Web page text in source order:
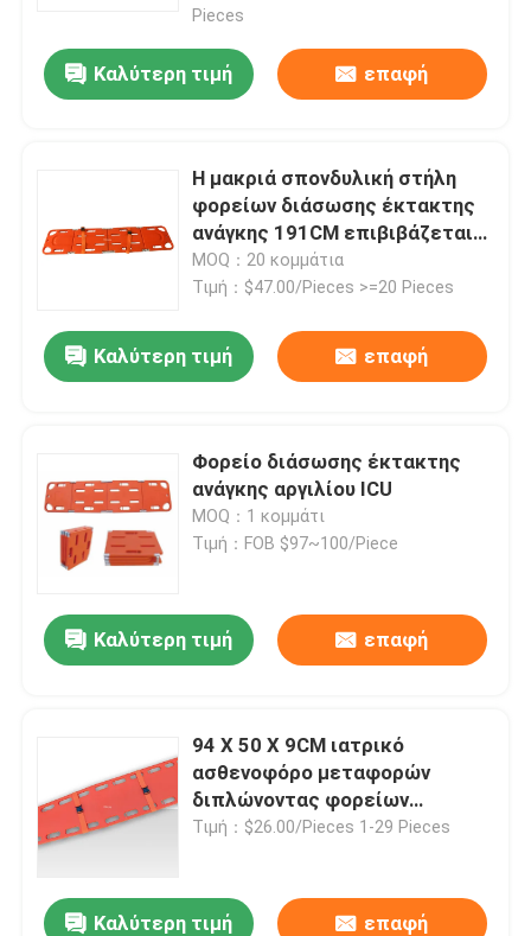
Pieces
Καλύτερη τιμή επαφή
Η μακριά σπονδυλική στήλη
φορείων διάσωσης έκτακτης
ανάγκης 191CM επιβιβάζεται
στις πρώτες βοήθειες
ISO9001
MOQ：20 κομμάτια
Τιμή：$47.00/Pieces >=20 Pieces
Καλύτερη τιμή επαφή
Φορείο διάσωσης έκτακτης
ανάγκης αργιλίου ICU
MOQ：1 κομμάτι
Τιμή：FOB $97~100/Piece
Καλύτερη τιμή επαφή
94 X 50 X 9CM ιατρικό
ασθενοφόρο μεταφορών
διπλώνοντας φορείων
μεταφοράς έκτακτης ανάγκης
Τιμή：$26.00/Pieces 1-29 Pieces
Καλύτερη τιμή επαφή